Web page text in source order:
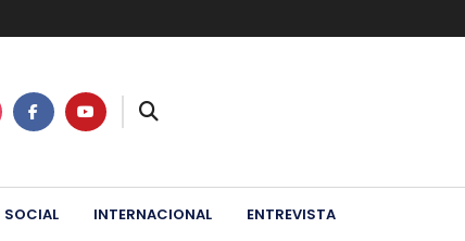
SOCIAL INTERNACIONAL ENTREVISTA